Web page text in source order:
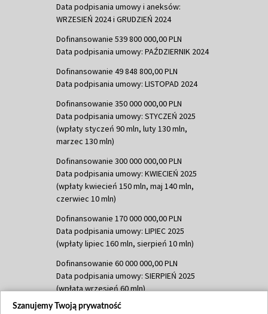
Data podpisania umowy i aneksów:
WRZESIEŃ 2024 i GRUDZIEŃ 2024
Dofinansowanie 539 800 000,00 PLN
Data podpisania umowy: PAŹDZIERNIK 2024
Dofinansowanie 49 848 800,00 PLN
Data podpisania umowy: LISTOPAD 2024
Dofinansowanie 350 000 000,00 PLN
Data podpisania umowy: STYCZEŃ 2025
(wpłaty styczeń 90 mln, luty 130 mln,
marzec 130 mln)
Dofinansowanie 300 000 000,00 PLN
Data podpisania umowy: KWIECIEŃ 2025
(wpłaty kwiecień 150 mln, maj 140 mln,
czerwiec 10 mln)
Dofinansowanie 170 000 000,00 PLN
Data podpisania umowy: LIPIEC 2025
(wpłaty lipiec 160 mln, sierpień 10 mln)
Dofinansowanie 60 000 000,00 PLN
Data podpisania umowy: SIERPIEŃ 2025
(wpłata wrzesień 60 mln)
Dofinansowanie 635 783 051,21 PLN
Szanujemy Twoją prywatność